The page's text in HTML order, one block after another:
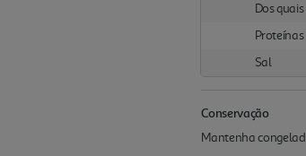
Dos
Proteínas
Sal
Conservação
Mantenha